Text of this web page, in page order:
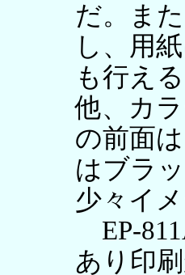
だ。ま
し、用
も行え
他、カ
の前面
はブラ
少々イ
EP-
あり印